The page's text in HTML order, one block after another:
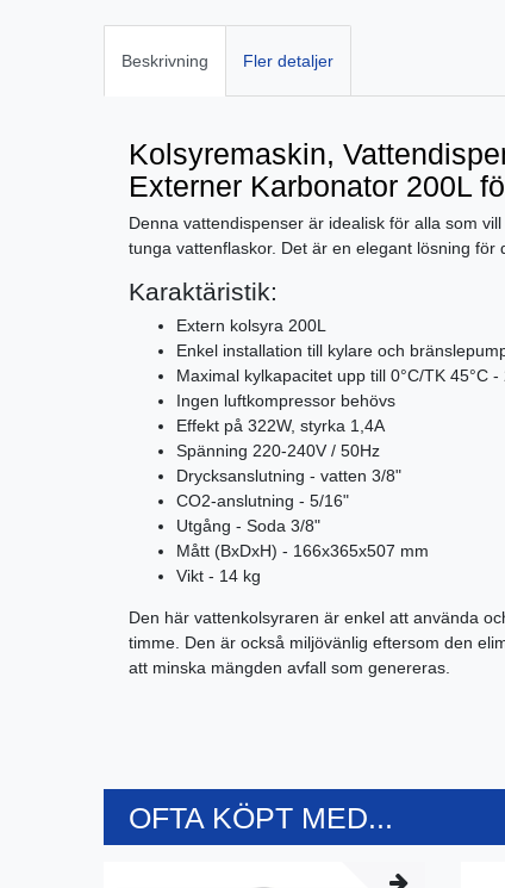
Beskrivning Fler detaljer
Kolsyremaskin,
Externer Karbonator 200L
Denna vattendispenser är idealisk för alla som
tunga vattenflaskor. Det är en elegant lösning för
Karaktäristik:
Extern kolsyra 200L
Enkel installation till kylare och
Maximal kylkapacitet upp till 0°C/TK 45°C -
Ingen luftkompressor behövs
Effekt på 322W, styrka 1,4A
Spänning 220-240V / 50Hz
Drycksanslutning - vatten 3/8"
CO2-anslutning - 5/16"
Utgång - Soda 3/8"
Mått (BxDxH) - 166x365x507 mm
Vikt - 14 kg
Den här vattenkolsyraren är enkel att använda
timme. Den är också miljövänlig eftersom den
att minska mängden avfall som genereras.
OFTA KÖPT MED...